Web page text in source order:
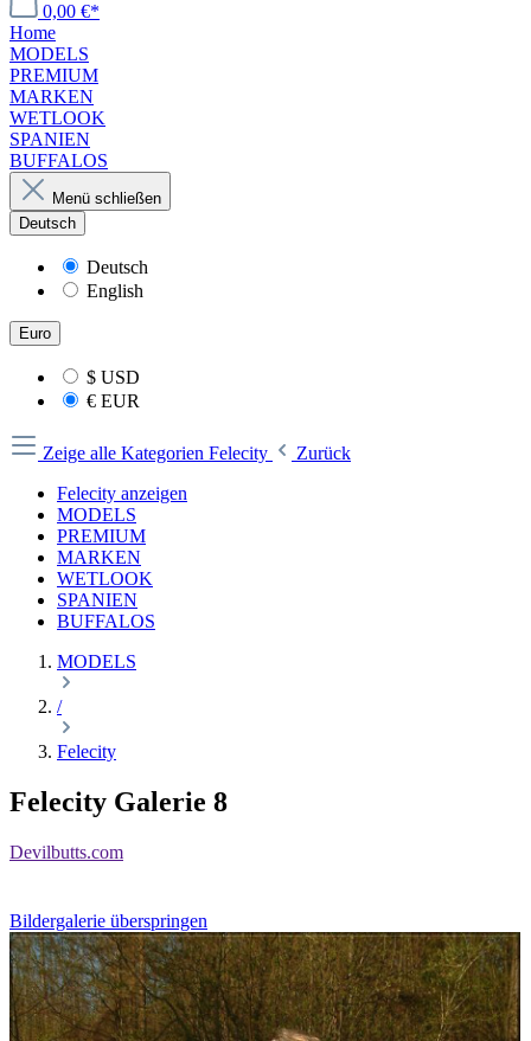
0,00 €*
Home
MODELS
PREMIUM
MARKEN
WETLOOK
SPANIEN
BUFFALOS
Menü schließen
Deutsch
Deutsch
English
Euro
$ USD
€ EUR
Zeige alle Kategorien Felecity
Zurück
Felecity anzeigen
MODELS
PREMIUM
MARKEN
WETLOOK
SPANIEN
BUFFALOS
MODELS
/
Felecity
Felecity Galerie 8
Devilbutts.com
Bildergalerie überspringen